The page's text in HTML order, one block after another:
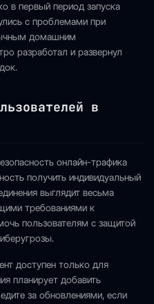
в первый период запуска
с проблемами при
домашним
разработал и развернул
в
онлайн-трафика
получить индивидуальный
выглядит весьма
требованиями к
пользователям с защитой
доступен только для
планирует добавить
за обновлениями, если